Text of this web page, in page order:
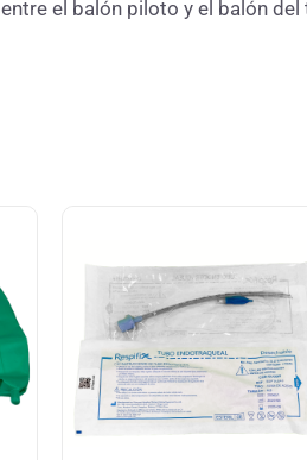
el balón piloto y el balón